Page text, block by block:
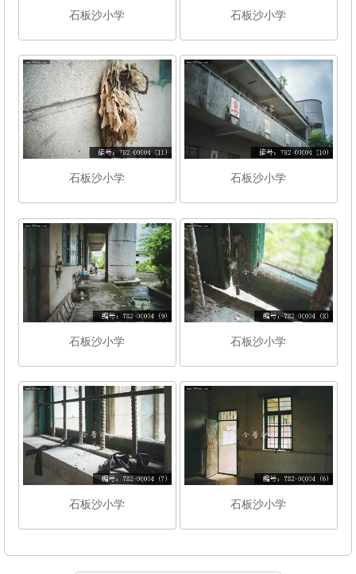
石板沙小学 石板沙小学
石板沙小学 石板沙小学
石板沙小学 石板沙小学
石板沙小学 石板沙小学